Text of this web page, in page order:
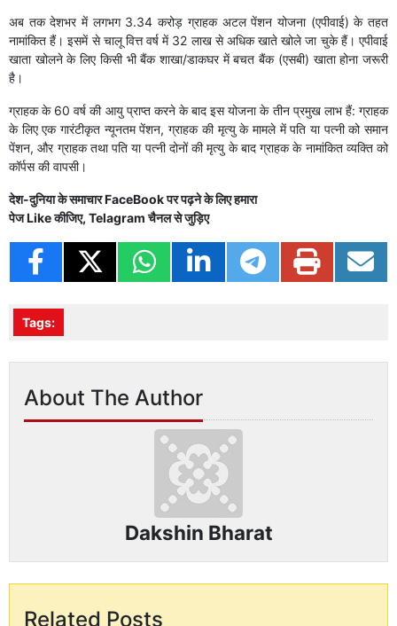
अब तक देशभर में लगभग 3.34 करोड़ ग्राहक अटल पेंशन योजना (एपीवाई) के तहत
नामांकित हैं। इसमें से चालू वित्त वर्ष में 32 लाख से अधिक खाते खोले जा चुके हैं। एपीवाई
खाता खोलने के लिए किसी भी बैंक शाखा/डाकघर में बचत बैंक (एसबी) खाता होना जरूरी
है।
ग्राहक के 60 वर्ष की आयु प्राप्त करने के बाद इस योजना के तीन प्रमुख लाभ हैं: ग्राहक
के लिए एक गारंटीकृत न्यूनतम पेंशन, ग्राहक की मृत्यु के मामले में पति या पत्नी को समान
पेंशन, और ग्राहक तथा पति या पत्नी दोनों की मृत्यु के बाद ग्राहक के नामांकित व्यक्ति को
कॉर्पस की वापसी।
देश-दुनिया के समाचारFaceBookपर पढ़ने के लिए हमारा
पेजLikeकीजिए, Telagramचैनल से जुड़िए
Tags:
About The Author
Dakshin Bharat
Related Posts